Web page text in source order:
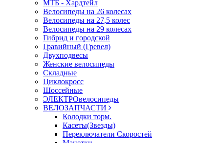
МТБ - Хардтейл
Велосипеды на 26 колесах
Велосипеды на 27,5 колес
Велосипеды на 29 колесах
Гибрид и городской
Гравийный (Гревел)
Двухподвесы
Женские велосипеды
Складные
Циклокросс
Шоссейные
ЭЛЕКТРОвелосипеды
ВЕЛОЗАПЧАСТИ
Колодки торм.
Касеты(Звезды)
Переключатели Скоростей